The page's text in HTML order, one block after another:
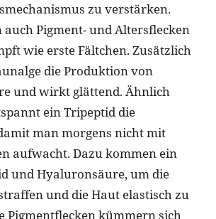
zu verstärken.
auch Pigment- und Altersflecken
wie erste Fältchen. Zusätzlich
die Produktion von
und wirkt glättend. Ähnlich
ein Tripeptid die
man morgens nicht mit
aufwacht. Dazu kommen ein
und Hyaluronsäure, um die
und die Haut elastisch zu
Pigmentflecken kümmern sich